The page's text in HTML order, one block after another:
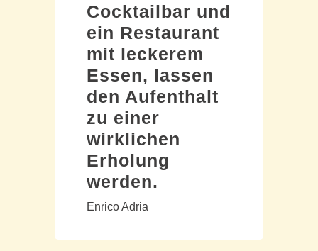
Cocktailbar und
ein Restaurant
mit leckerem
Essen, lassen
den Aufenthalt
zu einer
wirklichen
Erholung
werden.
Enrico Adria